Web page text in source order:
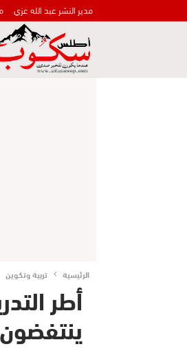
مدير النشر عبد الله عزي
الرئيسية تربية وتكوين
أطر